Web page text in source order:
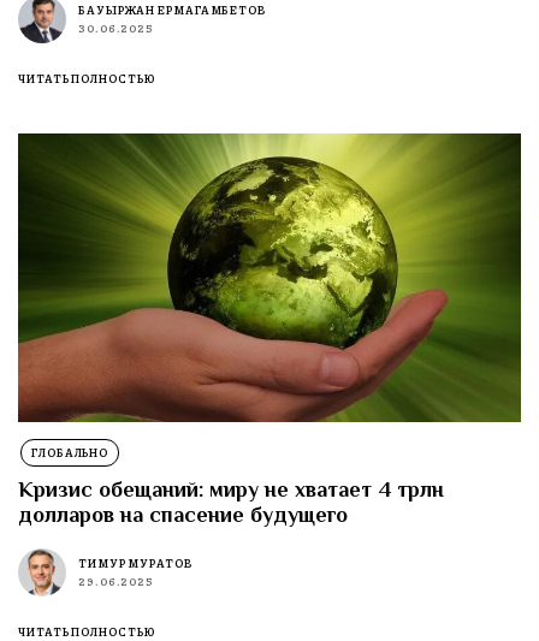
БАУЫРЖАН ЕРМАГАМБЕТОВ
30.06.2025
ЧИТАТЬ ПОЛНОСТЬЮ
ГЛОБАЛЬНО
Кризис обещаний: миру не хватает 4 трлн
долларов на спасение будущего
ТИМУР МУРАТОВ
29.06.2025
ЧИТАТЬ ПОЛНОСТЬЮ